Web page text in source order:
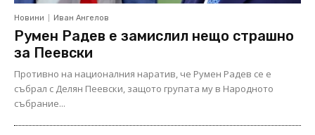
Новини Иван Ангелов
Румен Радев е замислил нещо страшно
за Пеевски
Противно на националния наратив, че Румен Радев се е
събрал с Делян Пеевски, защото групата му в Народното
събрание...